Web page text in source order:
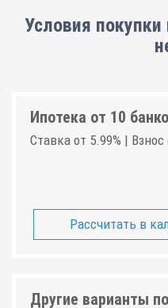
Условия
Ипотека от 10
Ставка от 5.99% |
Рассчитать в
Другие варианты